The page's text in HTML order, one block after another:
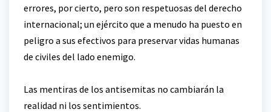
errores, por cierto, pero son respetuosas del derecho
internacional; un ejército que a menudo ha puesto en
peligro a sus efectivos para preservar vidas humanas
de civiles del lado enemigo.
Las mentiras de los antisemitas no cambiarán la
realidad ni los sentimientos.